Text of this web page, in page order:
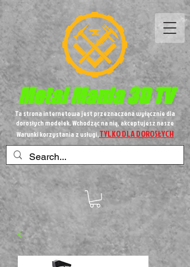
MetalMania 3D TV
Ta strona internetowa jest przeznaczona wyłącznie dla
dorosłych modelek. Wchodząc na nią, akceptujesz nasze
Warunki korzystania z usługi,TYLKO DLA DOROSŁYCH